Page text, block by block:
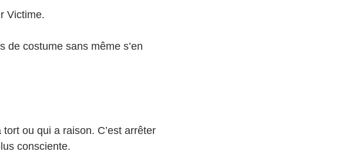
Victime.
de costume sans même s’en
ou qui a raison. C’est arrêter
consciente.